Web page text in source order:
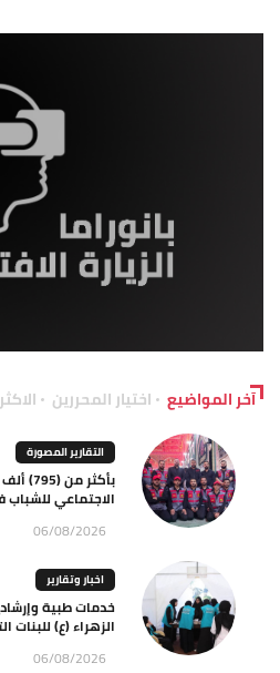
آخر المواضيع اختيار المحررين
التقارير المصورة
بأكثر
الاجتماعي
06/08/2026
اخبار وتقارير
خدمات طبية
الزهراء (ع) للبنات
06/08/2026